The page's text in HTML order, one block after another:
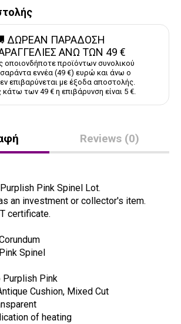
ΔΩΡΕΑΝ ΠΑΡΑΔΟΣΗ
ΑΝΩ ΤΩΝ 49 €
οποιονδήποτε προϊόντων συνολικού
εννέα (49 €) ευρώ και άνω ο
επιβαρύνεται με έξοδα αποστολής.
κάτω των 49 € η επιβάρυνση είναι 5 €.
Reviews (0)
Pink Spinel Lot.
an investment or collector's item.
certificate.
Spinel
Purplish Pink
Cushion, Mixed Cut
of heating